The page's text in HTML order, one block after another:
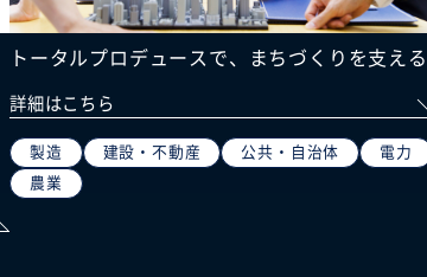
トータルプロデュースで、まちづくりを支える
詳細はこちら
製造 建設・不動産 公共・自治体
電力
農業